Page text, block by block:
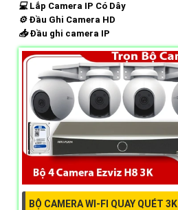
💻Lắp Camera IP Có Dây
⚙️Đầu Ghi Camera HD
📥Đầu ghi camera IP
BỘ CAMERA WI-FI QUAY QUÉT 3K